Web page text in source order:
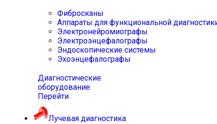
Фибросканы
Аппараты для функциональной
Электронейромиографы
Электроэнцефалографы
Эндоскопические системы
Эхоэнцефалографы
Диагностические
оборудование
Перейти
Лучевая диагностика